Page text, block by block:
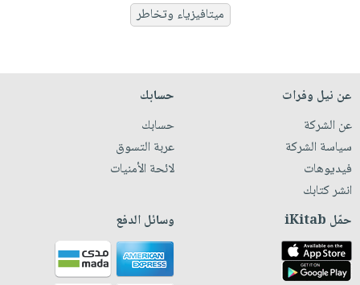
ميتافيزياء وتخاطر
عن نيل وفرات
عن الشركة
سياسة الشركة
فيديوهات
انشر كتابك
حسابك
حسابك
عربة التسوق
لائحة الأمنيات
حمّل iKitab وسائل الدفع